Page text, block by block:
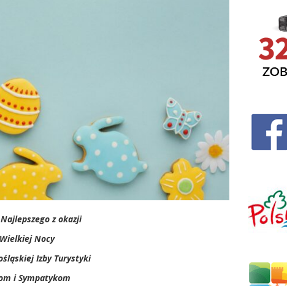
z okazji
Nocy
Izby Turystyki
i Sympatykom